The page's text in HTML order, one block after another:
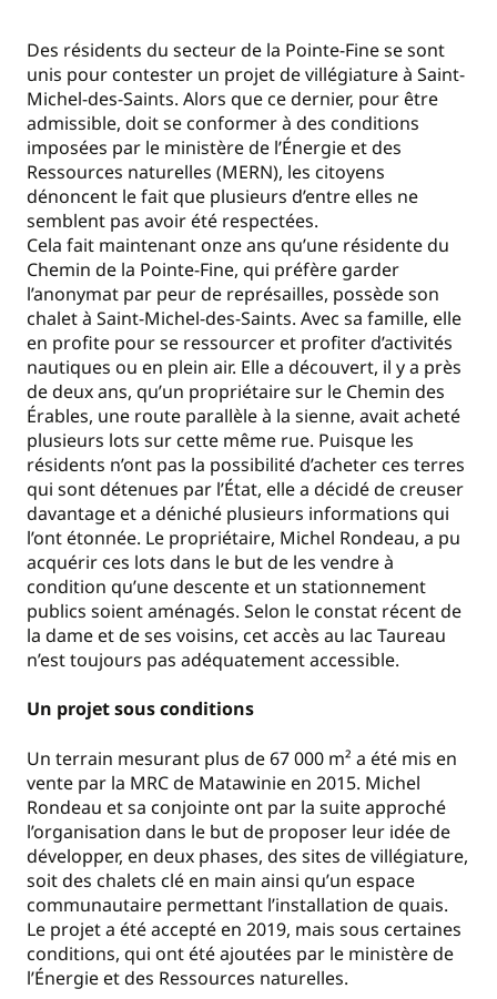
Des résidents du secteur de la Pointe-Fine se sont
unis pour contester un projet de villégiature à Saint-
Michel-des-Saints. Alors que ce dernier, pour être
admissible, doit se conformer à des conditions
imposées par le ministère de l’Énergie et des
Ressources naturelles (MERN), les citoyens
dénoncent le fait que plusieurs d’entre elles ne
semblent pas avoir été respectées.
Cela fait maintenant onze ans qu’une résidente du
Chemin de la Pointe-Fine, qui préfère garder
l’anonymat par peur de représailles, possède son
chalet à Saint-Michel-des-Saints. Avec sa famille, elle
en profite pour se ressourcer et profiter d’activités
nautiques ou en plein air. Elle a découvert, il y a près
de deux ans, qu’un propriétaire sur le Chemin des
Érables, une route parallèle à la sienne, avait acheté
plusieurs lots sur cette même rue. Puisque les
résidents n’ont pas la possibilité d’acheter ces terres
qui sont détenues par l’État, elle a décidé de creuser
davantage et a déniché plusieurs informations qui
l’ont étonnée. Le propriétaire, Michel Rondeau, a pu
acquérir ces lots dans le but de les vendre à
condition qu’une descente et un stationnement
publics soient aménagés. Selon le constat récent de
la dame et de ses voisins, cet accès au lac Taureau
n’est toujours pas adéquatement accessible.
Un projet sous conditions
Un terrain mesurant plus de 67 000 m² a été mis en
vente par la MRC de Matawinie en 2015. Michel
Rondeau et sa conjointe ont par la suite approché
l’organisation dans le but de proposer leur idée de
développer, en deux phases, des sites de villégiature,
soit des chalets clé en main ainsi qu’un espace
communautaire permettant l’installation de quais.
Le projet a été accepté en 2019, mais sous certaines
conditions, qui ont été ajoutées par le ministère de
l’Énergie et des Ressources naturelles.